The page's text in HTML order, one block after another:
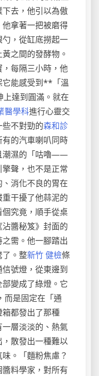
去，他引以為傲
拿著一把被磨得
，從缸底撈起一
之間的發酵物。
每隔三小時，他
它能感受到**「溫
達到圓滿。就在
醫學科進行心靈交
不對勁的森和診
的汽車喇叭同時
潮濕的「咕嚕——
聲，也不是正常
消化不良的胃在
干擾了他蒜泥的
個究竟，順手從桌
醬秘笈》封面的
需。他一腳踏出
了。整新竹 健檢條
號燈，從東邊到
變成了綠燈。它
而是固定在「通
都發出了那種
一層淡淡的、熱氣
散發出一種難以
。「麵粉焦慮？
料學家，對所有